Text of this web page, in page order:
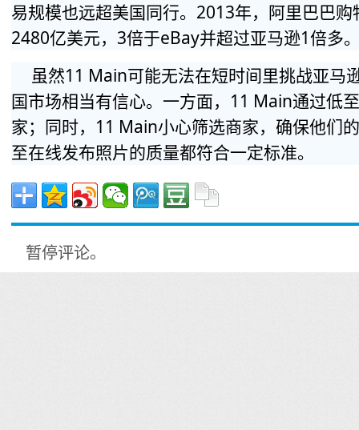
易规模也远超美国同行。2013年，阿里巴巴
2480亿美元，3倍于eBay并超过亚马逊1倍多
虽然11 Main可能无法在短时间里挑战亚马
国市场相当有信心。一方面，11 Main通过低
家；同时，11 Main小心筛选商家，确保他们
至在线发布照片的质量都符合一定标准。
暂停评论。